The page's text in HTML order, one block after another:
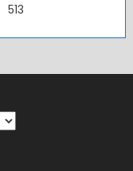
513